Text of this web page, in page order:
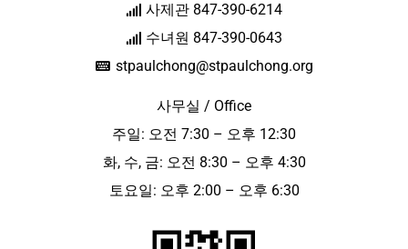
사제관 847-390-6214
수녀원 847-390-0643
stpaulchong@stpaulchong.org
사무실 / Office
주일: 오전 7:30 – 오후 12:30
화, 수, 금: 오전 8:30 – 오후 4:30
토요일: 오후 2:00 – 오후 6:30